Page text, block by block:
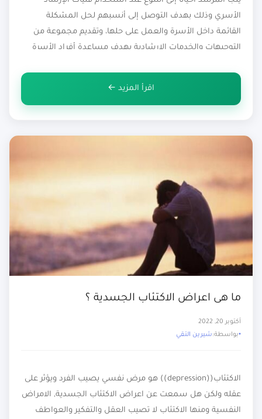
الأسري وذلك بهدف التوصل إلى أنسبهم لحل المشكلة
القائمة داخل الأسرة والعمل على حلها، وتقديم مجموعة من
التوجيهات والخدمات الإرشادية بهدف مساعدة أفراد الأسرة
العمليات التي تحدث داخل الأسرة الواحدة باعتبارها شراكة بين
اقرأ المزيد ←
ما هى اعراض الاكتئاب الجسدية ؟
أكتوبر 20, 2022
بواسطة:شيرين التقي
الاكتئاب((depression)) هو مرض نفسي يصيب الفرد ويؤثر على
عقله ولكن هل سمعت عن اعراض الاكتئاب الجسدية, الامراض
النفسية ومنها الاكتئاب لا تصيب العقل والتفكير والعواطف